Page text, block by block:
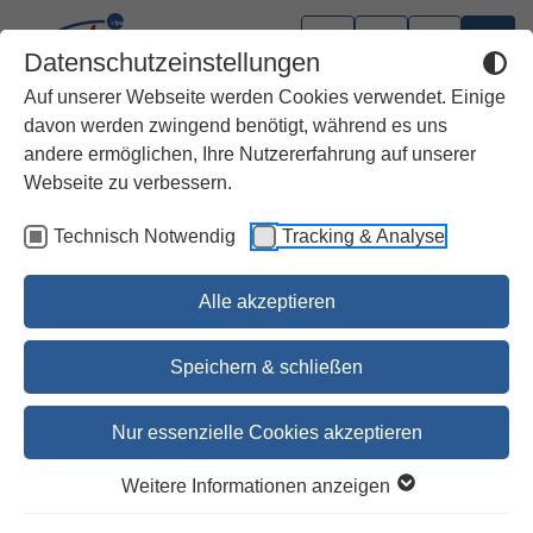
Datenschutzeinstellungen
Auf unserer Webseite werden Cookies verwendet. Einige
davon werden zwingend benötigt, während es uns
andere ermöglichen, Ihre Nutzererfahrung auf unserer
Webseite zu verbessern.
Technisch Notwendig Tracking & Analyse
Alle akzeptieren
Speichern & schließen
Nur essenzielle Cookies akzeptieren
Weitere Informationen anzeigen
Wissenschaft
Dr. Marius Reiser
40,00 €
Jetzt vorbestellen